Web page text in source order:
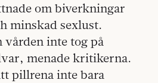
om biverkningar
minskad sexlust.
vården inte tog på
menade kritikerna.
pillrena inte bara